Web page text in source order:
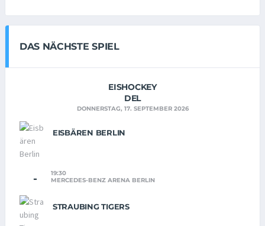
DAS NÄCHSTE SPIEL
EISHOCKEY
DEL
DONNERSTAG, 17. SEPTEMBER 2026
EISBÄREN BERLIN
-
19:30
MERCEDES-BENZ ARENA BERLIN
STRAUBING TIGERS